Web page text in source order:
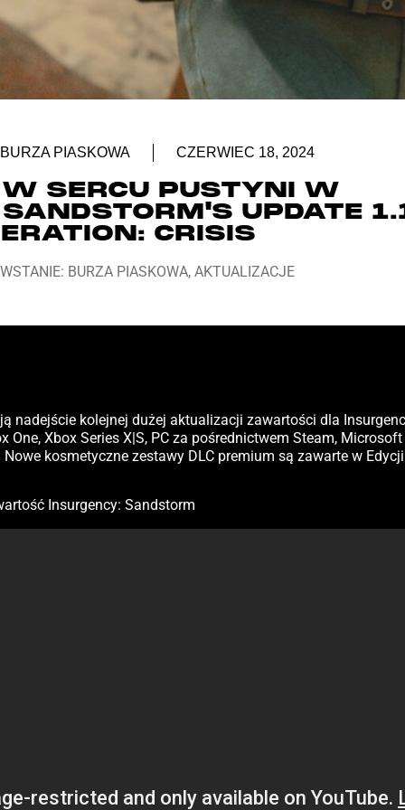
PIASKOWA CZERWIEC 18, 2024
SERCU PUSTYNI W
UPDATE
CRISIS
BURZA PIASKOWA, AKTUALIZACJE
nadejście kolejnej dużej aktualizacji zawartości dla
Xbox Series X|S, PC za pośrednictwem Steam,
kosmetyczne zestawy DLC premium są zawarte w
Insurgency: Sandstorm